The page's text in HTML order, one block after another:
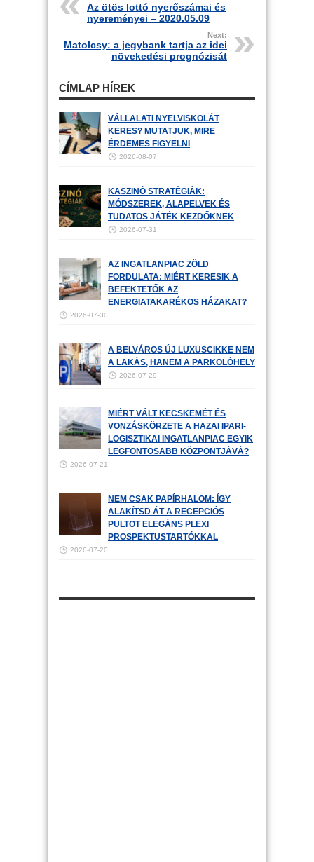
Az ötös lottó nyerőszámai és
nyereményei – 2020.05.09
Next:
Matolcsy: a jegybank tartja az idei
növekedési prognózisát
CÍMLAP HÍREK
VÁLLALATI NYELVISKOLÁT
KERES? MUTATJUK, MIRE
ÉRDEMES FIGYELNI
2026-08-07
KASZINÓ STRATÉGIÁK:
MÓDSZEREK, ALAPELVEK ÉS
TUDATOS JÁTÉK KEZDŐKNEK
2026-07-31
AZ INGATLANPIAC ZÖLD
FORDULATA: MIÉRT KERESIK A
BEFEKTETŐK AZ
ENERGIATAKARÉKOS HÁZAKAT?
2026-07-30
A BELVÁROS ÚJ LUXUSCIKKE NEM
A LAKÁS, HANEM A PARKOLÓHELY
2026-07-29
MIÉRT VÁLT KECSKEMÉT ÉS
VONZÁSKÖRZETE A HAZAI IPARI-
LOGISZTIKAI INGATLANPIAC EGYIK
LEGFONTOSABB KÖZPONTJÁVÁ?
2026-07-21
NEM CSAK PAPÍRHALOM: ÍGY
ALAKÍTSD ÁT A RECEPCIÓS
PULTOT ELEGÁNS PLEXI
PROSPEKTUSTARTÓKKAL
2026-07-20